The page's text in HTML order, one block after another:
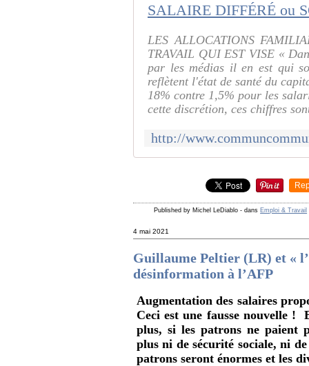
LES ALLOCATIONS
TRAVAIL QUI EST VISE «
par les médias il en est qui
reflètent l'état de santé du
18% contre 1,5% pour les
cette discrétion, ces chiffres
Published by Michel LeDiablo - dans Emploi & Travail
4 mai 2021
Guillaume Peltier (LR) et «
désinformation à l’AFP
Augmentation des salaires
Ceci est une fausse nouvelle !
plus, si les patrons ne paient
plus ni de sécurité sociale, ni
patrons seront énormes et les